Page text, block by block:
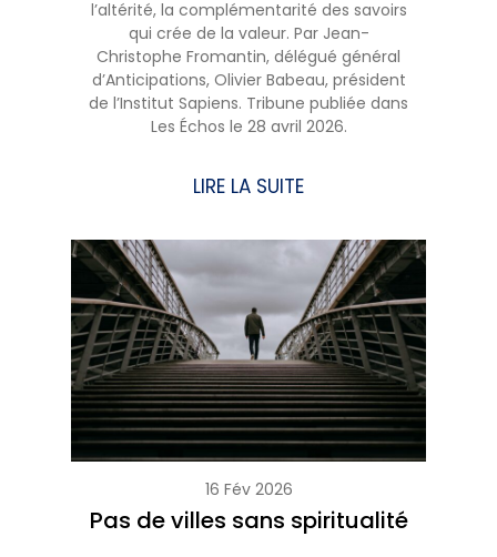
l’altérité, la complémentarité des savoirs
qui crée de la valeur. Par Jean-
Christophe Fromantin, délégué général
d’Anticipations, Olivier Babeau, président
de l’Institut Sapiens. Tribune publiée dans
Les Échos le 28 avril 2026.
LIRE LA SUITE
16 Fév 2026
Pas de villes sans spiritualité